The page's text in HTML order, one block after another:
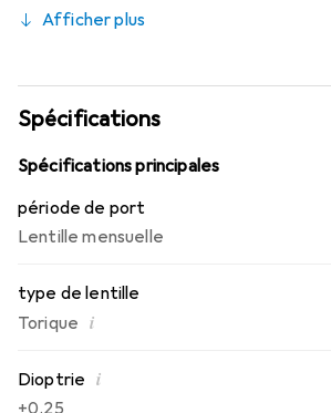
la technologie éprouvée HydraGlyde
caractéristiques de port que vous
confortable et sans perturbations tout
journée avec ces lentilles mensuelles.
Afficher plus
Spécifications
Spécifications principales
période de port
Lentille mensuelle
type de lentille
Torique i
Dioptrie i
+0.25